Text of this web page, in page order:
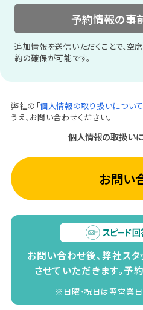
予約情報の事
追加情報を送信いただくことで、空
約の確保が可能です。
弊社の「個人情報の取り扱いについて
うえ、お問い合わせください。
個人情報の取扱い
お問い
お問い合わせ後、弊社ス
させていただきます。予
※日曜・祝日は翌営業日